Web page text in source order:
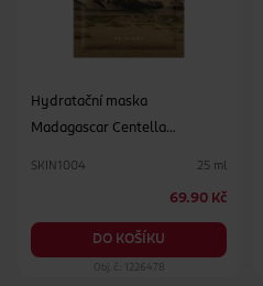
Hydratační maska
Madagascar Centella
SKIN1004 25 ml
69.90 Kč
DO KOŠÍKU
Obj. č.: 1226478